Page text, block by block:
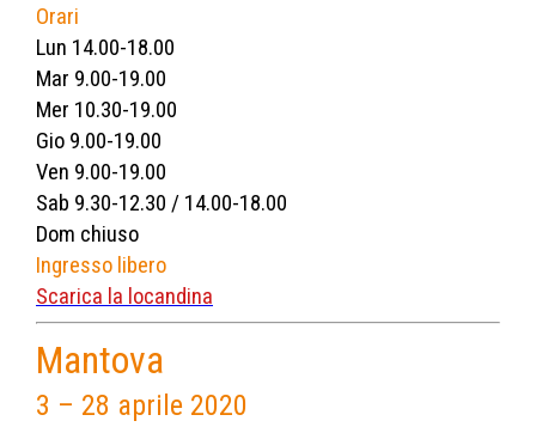
Orari
Lun 14.00-18.00
Mar 9.00-19.00
Mer 10.30-19.00
Gio 9.00-19.00
Ven 9.00-19.00
Sab 9.30-12.30 / 14.00-18.00
Dom chiuso
Ingresso libero
Scarica la locandina
Mantova
3 – 28 aprile 2020